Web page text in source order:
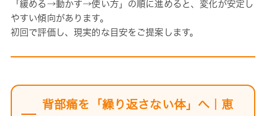
「緩める→動かす→使い方」の順に進めると、変化が安定し
やすい傾向があります。
初回で評価し、現実的な目安をご提案します。
背部痛を「繰り返さない体」へ｜恵